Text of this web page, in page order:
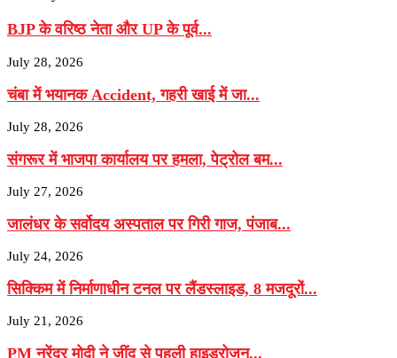
BJP के वरिष्‍ठ नेता और UP के पूर्व...
July 28, 2026
चंबा में भयानक Accident, गहरी खाई में जा...
July 28, 2026
संगरूर में भाजपा कार्यालय पर हमला, पेट्रोल बम...
July 27, 2026
जालंधर के सर्वोदय अस्पताल पर गिरी गाज, पंजाब...
July 24, 2026
सिक्किम में निर्माणाधीन टनल पर लैंडस्लाइड, 8 मजदूरों...
July 21, 2026
PM नरेंद्र मोदी ने जींद से पहली हाइड्रोजन...